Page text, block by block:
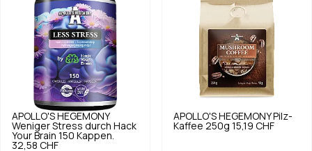
APOLLO'S HEGEMONY
Weniger Stress durch Hack
Your Brain 150 Kappen.
32,58 CHF
APOLLO'S HEGEMONY Pilz-
Kaffee 250g 15,19 CHF